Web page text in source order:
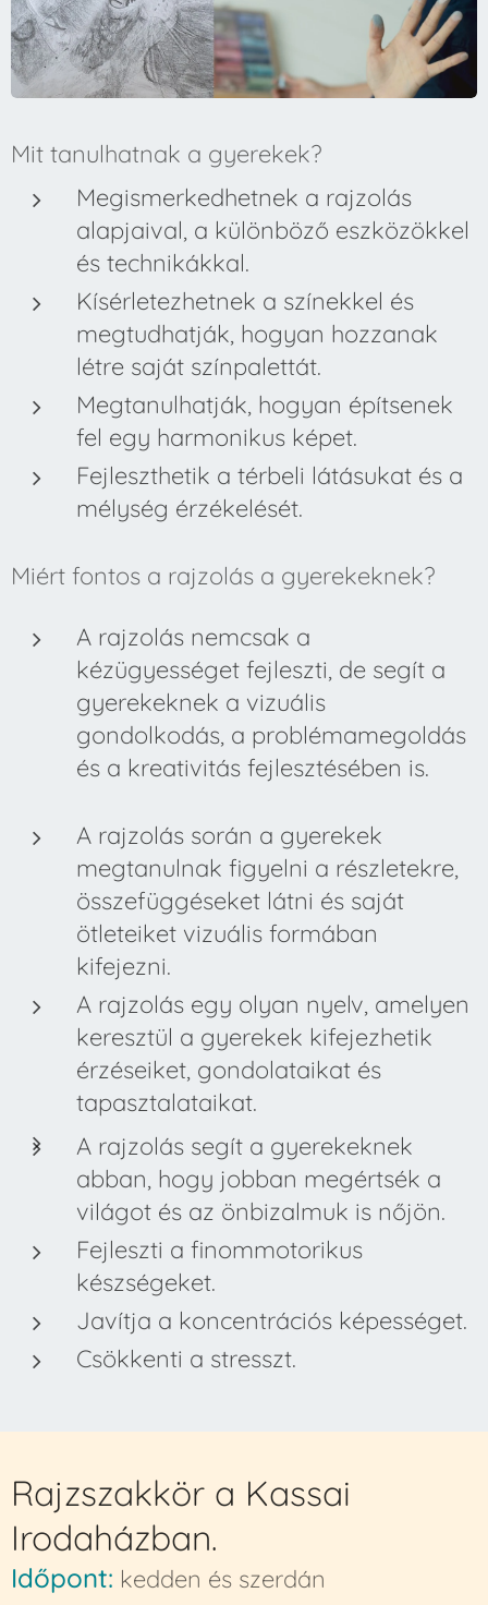
Mit tanulhatnak a gyerekek?
Megismerkedhetnek a rajzolás
alapjaival, a különböző eszközökkel
és technikákkal.
Kísérletezhetnek a színekkel és
megtudhatják, hogyan hozzanak
létre saját színpalettát.
Megtanulhatják, hogyan építsenek
fel egy harmonikus képet.
Fejleszthetik a térbeli látásukat és a
mélység érzékelését.
Miért fontos a rajzolás a gyerekeknek?
A rajzolás nemcsak a
kézügyességet fejleszti, de segít a
gyerekeknek a vizuális
gondolkodás, a problémamegoldás
és a kreativitás fejlesztésében is.
A rajzolás során a gyerekek
megtanulnak figyelni a részletekre,
összefüggéseket látni és saját
ötleteiket vizuális formában
kifejezni.
A rajzolás egy olyan nyelv, amelyen
keresztül a gyerekek kifejezhetik
érzéseiket, gondolataikat és
tapasztalataikat.
A rajzolás segít a gyerekeknek
abban, hogy jobban megértsék a
világot és az önbizalmuk is nőjön.
Fejleszti a finommotorikus
készségeket.
Javítja a koncentrációs képességet.
Csökkenti a stresszt.
Rajzszakkör a Kassai
Irodaházban.
Időpont: kedden és szerdán